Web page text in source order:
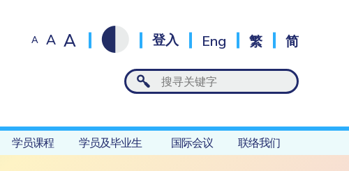
A A A 登入 Eng 繁 简
学员课程 学员及毕业生 国际会议 联络我们